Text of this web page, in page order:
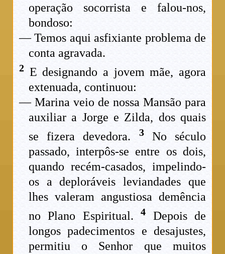
operação socorrista e falou-nos,
bondoso:
— Temos aqui asfixiante problema de
conta agravada.
2 E designando a jovem mãe, agora
extenuada, continuou:
— Marina veio de nossa Mansão para
auxiliar a Jorge e Zilda, dos quais
se fizera devedora.
3No século
passado, interpôs-se entre os dois,
quando recém-casados, impelindo-
os a deploráveis leviandades que
lhes valeram angustiosa demência
no Plano Espiritual.4 Depois de
longos padecimentos e desajustes,
permitiu o Senhor que muitos